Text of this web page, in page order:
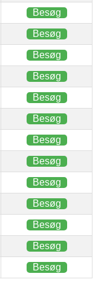
Besøg
Besøg
Besøg
Besøg
Besøg
Besøg
Besøg
Besøg
Besøg
Besøg
Besøg
Besøg
Besøg